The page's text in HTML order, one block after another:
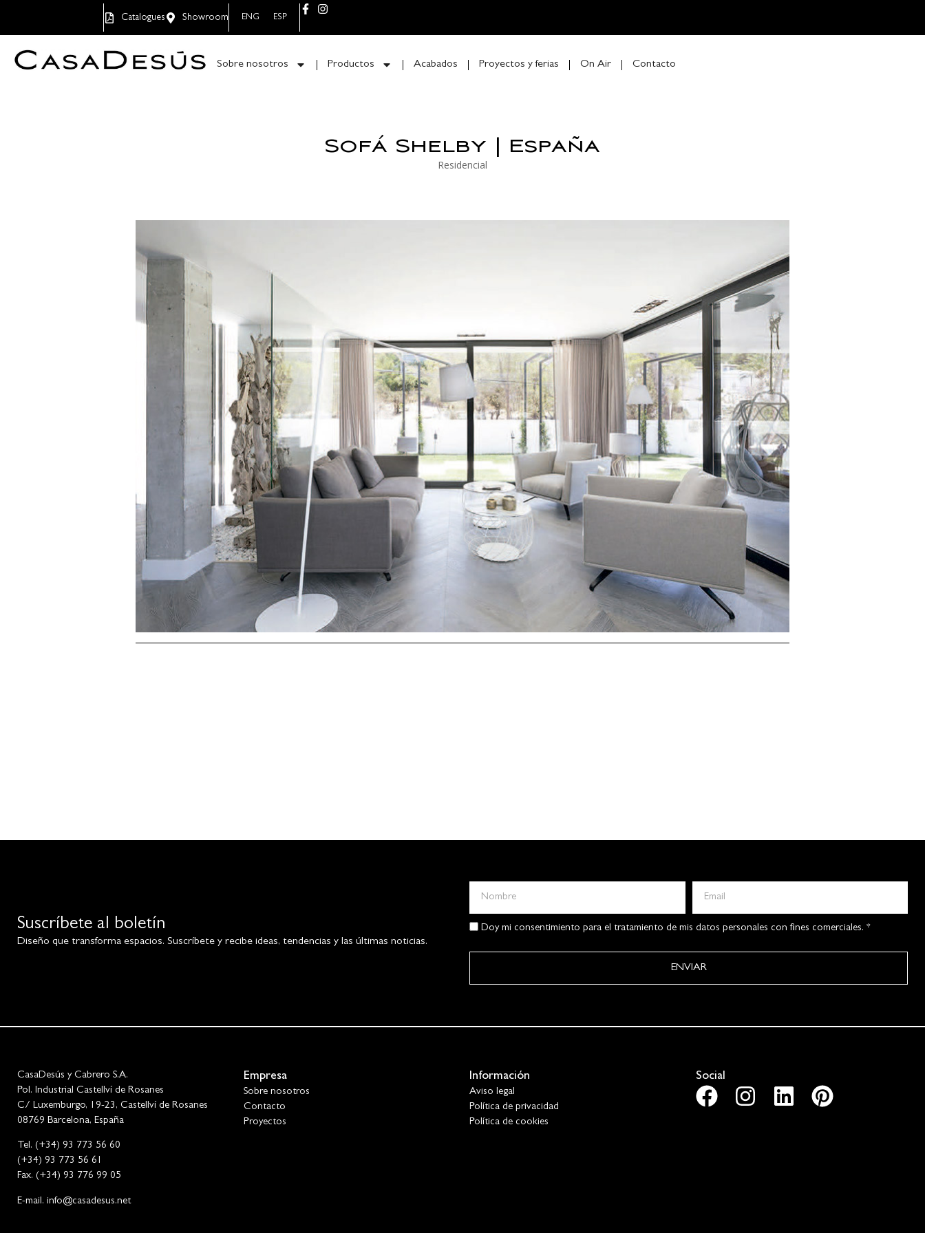
Catalogues Showroom ENG ESP
Sobre nosotros Productos Acabados Proyectos y ferias On Air Contacto
Sofá Shelby | España
Residencial
Suscríbete al boletín
Diseño que transforma espacios. Suscríbete y recibe ideas, tendencias y las últimas noticias.
Doy mi consentimiento para el tratamiento de mis datos personales con fines comerciales. *
ENVIAR
CasaDesús y Cabrero S.A.
Pol. Industrial Castellví de Rosanes
C/ Luxemburgo, 19-23, Castellví de Rosanes
08769 Barcelona, España
Tel. (+34) 93 773 56 60
(+34) 93 773 56 61
Fax. (+34) 93 776 99 05
E-mail. info@casadesus.net
Empresa
Sobre nosotros
Contacto
Proyectos
Información
Aviso legal
Política de privacidad
Política de cookies
Social